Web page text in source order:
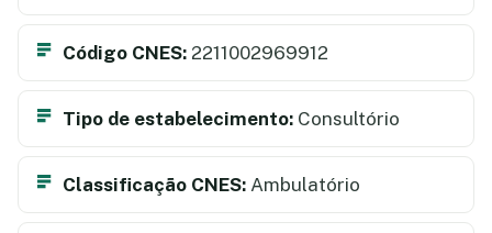
Código CNES: 2211002969912
Tipo de estabelecimento: Consultório
Classificação CNES: Ambulatório